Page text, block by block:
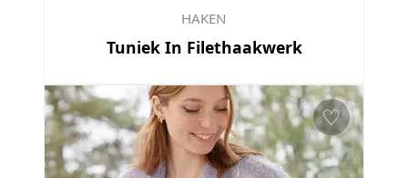
HAKEN
Tuniek In Filethaakwerk
♡